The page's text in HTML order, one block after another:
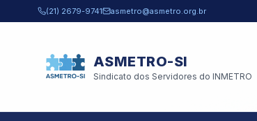
Pular para o conteúdo principal
(21) 2679-9741 asmetro@asmetro.org.br
ASMETRO-SI
Sindicato dos Servidores do INMETRO